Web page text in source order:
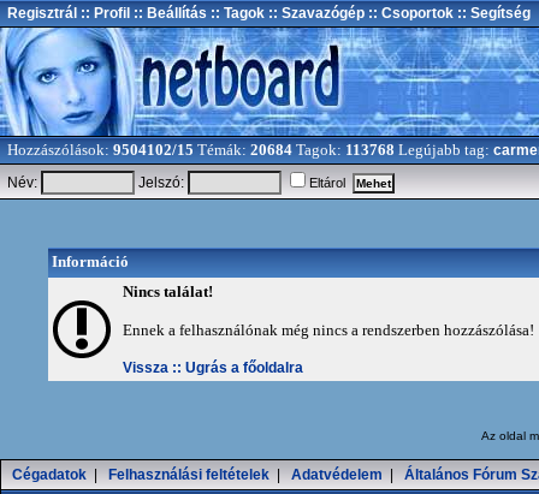
Regisztrál :: Profil :: Beállítás :: Tagok :: Szavazógép :: Csoportok :: Segítség
Hozzászólások: 9504102/15 Témák: 20684 Tagok: 113768 Legújabb tag:
Név:
Jelszó: Eltárol
Információ
Nincs találat!
Ennek a felhasználónak még nincs a rendszerben hozzászólása!
Vissza :: Ugrás a főoldalra
Az oldal
Cégadatok Felhasználási feltételek Adatvédelem Általános Fórum